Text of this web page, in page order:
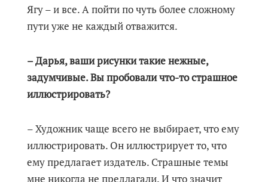
Ягу – и все. А пойти по чуть более сложному
пути уже не каждый отважится.
– Дарья, ваши рисунки такие нежные,
задумчивые. Вы пробовали что-то страшное
иллюстрировать?
– Художник чаще всего не выбирает, что ему
иллюстрировать. Он иллюстрирует то, что
ему предлагает издатель. Страшные темы
мне никогда не предлагали. И что значит